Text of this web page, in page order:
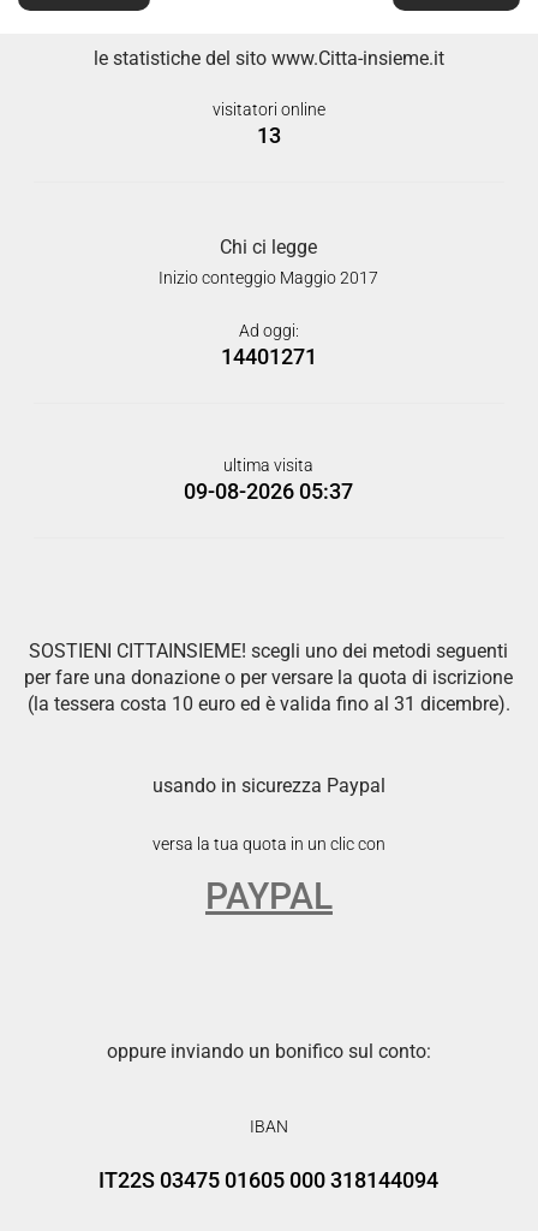
le statistiche del sito www.Citta-insieme.it
visitatori online
13
Chi ci legge
Inizio conteggio Maggio 2017
Ad oggi:
14401271
ultima visita
09-08-2026 05:37
SOSTIENI CITTAINSIEME! scegli uno dei metodi seguenti
per fare una donazione o per versare la quota di iscrizione
(la tessera costa 10 euro ed è valida fino al 31 dicembre).
usando in sicurezza Paypal
versa la tua quota in un clic con
PAYPAL
oppure inviando un bonifico sul conto:
IBAN
IT22S 03475 01605 000 318144094